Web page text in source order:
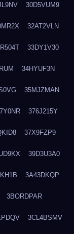
30D5VUM9
32AT2VLN
33DY1V30
34HYUF3N
35MJZMAN
376J215Y
37X9FZP9
39D3U3A0
3A43DKQP
3BORDPAR
3CL4BSMV